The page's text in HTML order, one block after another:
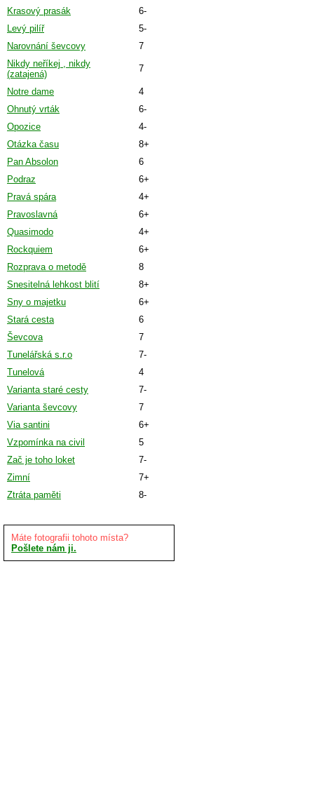
Krasový prasák
6-
Levý pilíř
5-
Narovnání ševcovy
7
Nikdy neříkej , nikdy
(zatajená)
7
Notre dame
4
Ohnutý vrták
6-
Opozice
4-
Otázka času
8+
Pan Absolon
6
Podraz
6+
Pravá spára
4+
Pravoslavná
6+
Quasimodo
4+
Rockquiem
6+
Rozprava o metodě
8
Snesitelná lehkost blití
8+
Sny o majetku
6+
Stará cesta
6
Ševcova
7
Tunelářská s.r.o
7-
Tunelová
4
Varianta staré cesty
7-
Varianta ševcovy
7
Via santini
6+
Vzpomínka na civil
5
Zač je toho loket
7-
Zimní
7+
Ztráta paměti
8-
Máte fotografii tohoto místa?
Pošlete nám ji.